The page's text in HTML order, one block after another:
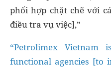
phối hợp chặt chẽ với
điều tra vụ việc],”
“Petrolimex
functional agencies [to